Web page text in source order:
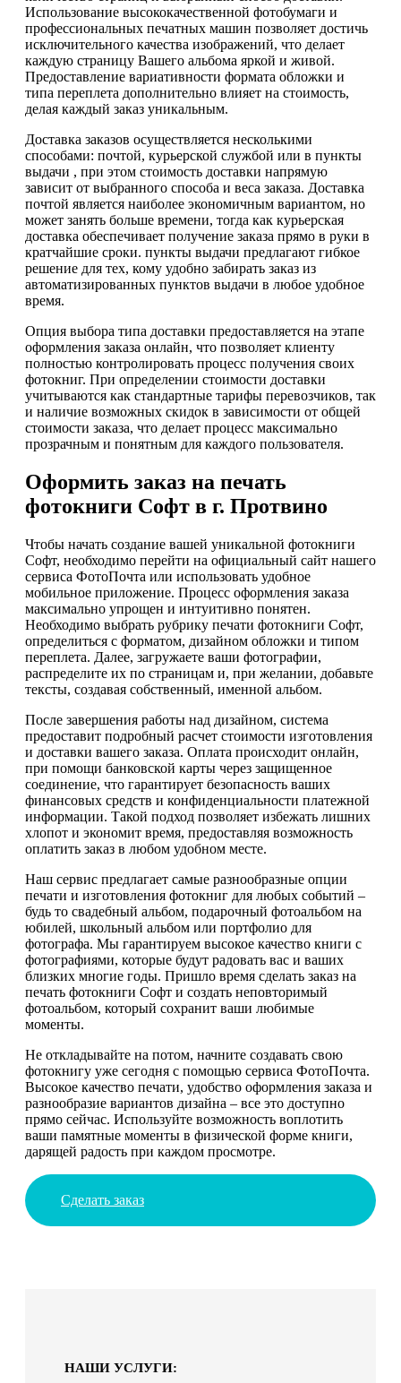
Использование высококачественной фотобумаги и
профессиональных печатных машин позволяет достичь
исключительного качества изображений, что делает
каждую страницу Вашего альбома яркой и живой.
Предоставление вариативности формата обложки и
типа переплета дополнительно влияет на стоимость,
делая каждый заказ уникальным.
Доставка заказов осуществляется несколькими
способами: почтой, курьерской службой или в пункты
выдачи , при этом стоимость доставки напрямую
зависит от выбранного способа и веса заказа. Доставка
почтой является наиболее экономичным вариантом, но
может занять больше времени, тогда как курьерская
доставка обеспечивает получение заказа прямо в руки в
кратчайшие сроки. пункты выдачи предлагают гибкое
решение для тех, кому удобно забирать заказ из
автоматизированных пунктов выдачи в любое удобное
время.
Опция выбора типа доставки предоставляется на этапе
оформления заказа онлайн, что позволяет клиенту
полностью контролировать процесс получения своих
фотокниг. При определении стоимости доставки
учитываются как стандартные тарифы перевозчиков, так
и наличие возможных скидок в зависимости от общей
стоимости заказа, что делает процесс максимально
прозрачным и понятным для каждого пользователя.
Оформить заказ на печать
фотокниги Софт в г. Протвино
Чтобы начать создание вашей уникальной фотокниги
Софт, необходимо перейти на официальный сайт нашего
сервиса ФотоПочта или использовать удобное
мобильное приложение. Процесс оформления заказа
максимально упрощен и интуитивно понятен.
Необходимо выбрать рубрику печати фотокниги Софт,
определиться с форматом, дизайном обложки и типом
переплета. Далее, загружаете ваши фотографии,
распределите их по страницам и, при желании, добавьте
тексты, создавая собственный, именной альбом.
После завершения работы над дизайном, система
предоставит подробный расчет стоимости изготовления
и доставки вашего заказа. Оплата происходит онлайн,
при помощи банковской карты через защищенное
соединение, что гарантирует безопасность ваших
финансовых средств и конфиденциальности платежной
информации. Такой подход позволяет избежать лишних
хлопот и экономит время, предоставляя возможность
оплатить заказ в любом удобном месте.
Наш сервис предлагает самые разнообразные опции
печати и изготовления фотокниг для любых событий –
будь то свадебный альбом, подарочный фотоальбом на
юбилей, школьный альбом или портфолио для
фотографа. Мы гарантируем высокое качество книги с
фотографиями, которые будут радовать вас и ваших
близких многие годы. Пришло время сделать заказ на
печать фотокниги Софт и создать неповторимый
фотоальбом, который сохранит ваши любимые
моменты.
Не откладывайте на потом, начните создавать свою
фотокнигу уже сегодня с помощью сервиса ФотоПочта.
Высокое качество печати, удобство оформления заказа и
разнообразие вариантов дизайна – все это доступно
прямо сейчас. Используйте возможность воплотить
ваши памятные моменты в физической форме книги,
дарящей радость при каждом просмотре.
Сделать заказ
НАШИ УСЛУГИ: